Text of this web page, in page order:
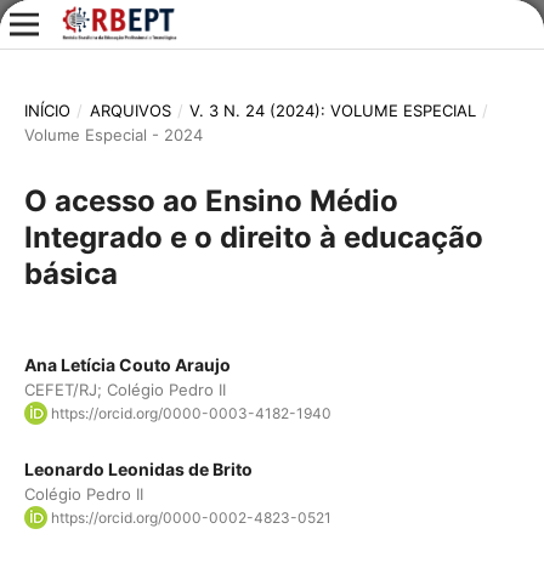
INÍCIO / ARQUIVOS / V. 3 N. 24 (2024): VOLUME ESPECIAL
/
Volume Especial - 2024
O acesso ao Ensino Médio
Integrado e o direito à educação
básica
Ana Letícia Couto Araujo
CEFET/RJ; Colégio Pedro II
https://orcid.org/0000-0003-4182-1940
Leonardo Leonidas de Brito
Colégio Pedro II
https://orcid.org/0000-0002-4823-0521